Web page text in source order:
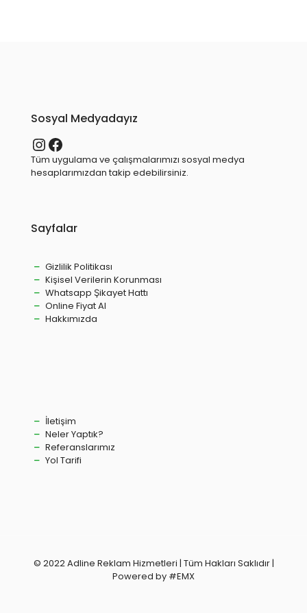
Sosyal Medyadayız
InstagramFacebook
Tüm uygulama ve çalışmalarımızı sosyal medya
hesaplarımızdan takip edebilirsiniz.
Sayfalar
Gizlilik Politikası
Kişisel Verilerin Korunması
Whatsapp Şikayet Hattı
Online Fiyat Al
Hakkımızda
İletişim
Neler Yaptık?
Referanslarımız
Yol Tarifi
© 2022 Adline Reklam Hizmetleri | Tüm Hakları Saklıdır |
Powered by #EMX